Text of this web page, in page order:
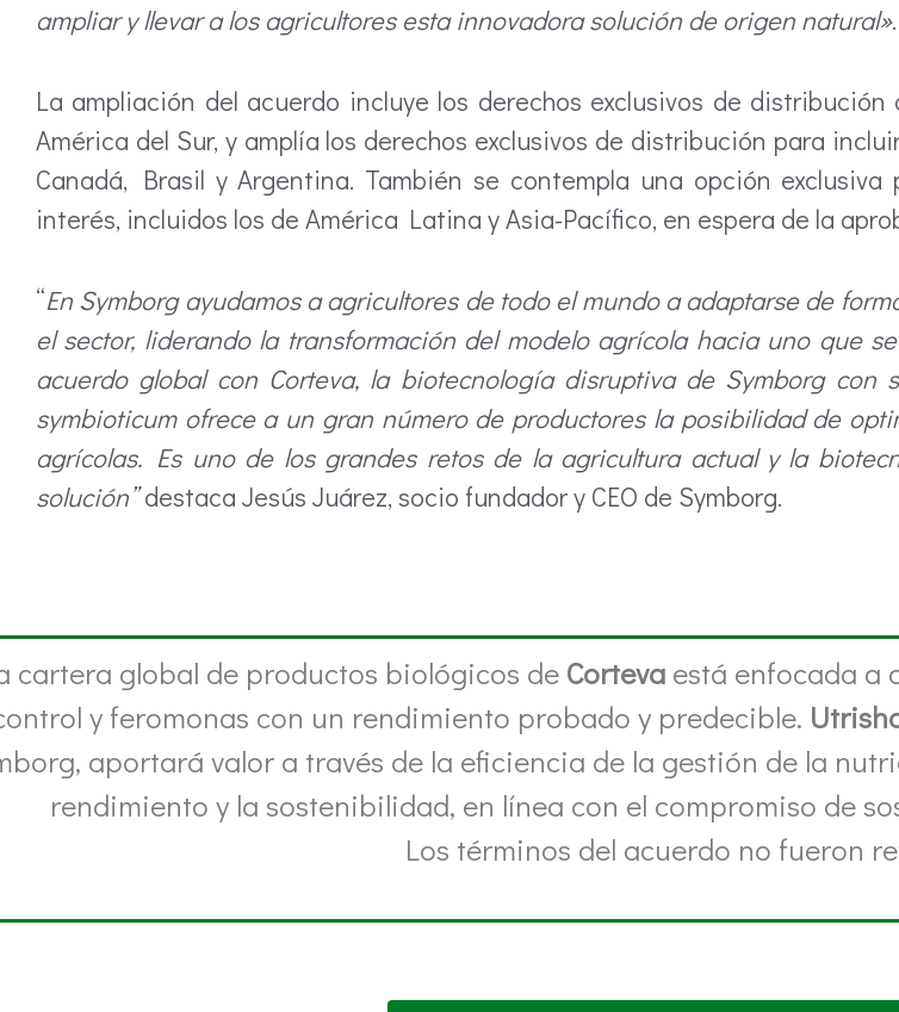
ampliar y llevar a los agricultores esta innovadora solución de origen natural».
La ampliación del acuerdo incluye los derechos exclusivos de
América del Sur, y amplía los derechos exclusivos de distribución para
Canadá, Brasil y Argentina. También se contempla una opción
interés, incluidos los de América Latina y Asia-Pacífico, en espera de la
“En Symborg ayudamos a agricultores de todo el mundo a adaptarse de
el sector, liderando la transformación del modelo agrícola hacia uno que
acuerdo global con Corteva, la biotecnología disruptiva de Symborg con
symbioticum ofrece a un gran número de productores la posibilidad de
agrícolas. Es uno de los grandes retos de la agricultura actual y la
solución”destaca Jesús Juárez, socio fundador y CEO de Symborg.
cartera global de productos biológicos de Corteva está enfocada a
y feromonas con un rendimiento probado y predecible.
aportará valor a través de la eficiencia de la gestión de la
rendimiento y la sostenibilidad, en línea con el compromiso de
Los términos del acuerdo no fueron